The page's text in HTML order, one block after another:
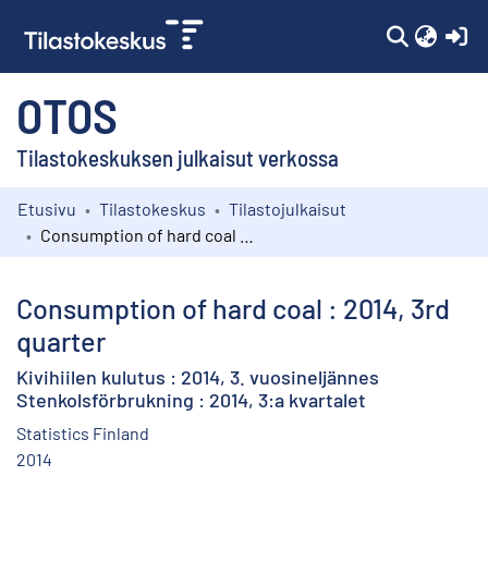
OTOS
Tilastokeskuksen julkaisut verkossa
Kokoelmat
Etusivu Tilastokeskus
Tilastojulkaisut
Consumption of hard coal : 2014, 3rd
quarter
Kivihiilen kulutus : 2014, 3. vuosineljännes
Stenkolsförbrukning : 2014, 3:a kvartalet
Statistics Finland
2014